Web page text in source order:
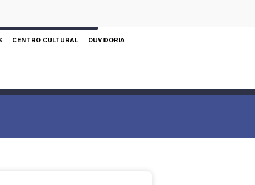
CENTRO CULTURAL OUVIDORIA